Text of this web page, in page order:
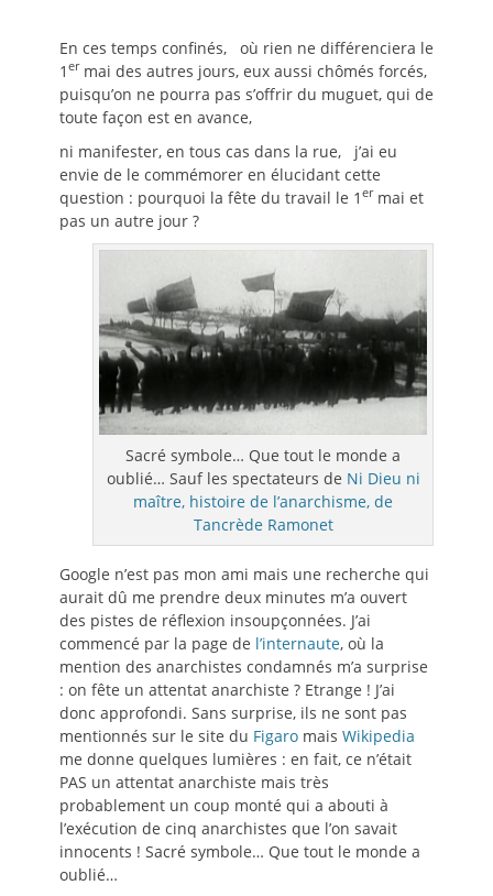
En ces temps confinés, où rien ne différenciera le
1 ermai des autres jours, eux aussi chômés forcés,
puisqu’on ne pourra pas s’offrir du muguet, qui de
toute façon est en avance,
ni manifester, en tous cas dans la rue, j’ai eu
envie de le commémorer en élucidant cette
question : pourquoi la fête du travail le 1 ermai et
pas un autre jour ?
Sacré symbole… Que tout le monde a
oublié… Sauf les spectateurs de Ni Dieu ni
maître, histoire de l’anarchisme, de
Tancrède Ramonet
Google n’est pas mon ami mais une recherche qui
aurait dû me prendre deux minutes m’a ouvert
des pistes de réflexion insoupçonnées. J’ai
commencé par la page de l’internaute, où la
mention des anarchistes condamnés m’a surprise
: on fête un attentat anarchiste ? Etrange ! J’ai
donc approfondi. Sans surprise, ils ne sont pas
mentionnés sur le site du Figaro mais Wikipedia
me donne quelques lumières : en fait, ce n’était
PAS un attentat anarchiste mais très
probablement un coup monté qui a abouti à
l’exécution de cinq anarchistes que l’on savait
innocents ! Sacré symbole… Que tout le monde a
oublié…